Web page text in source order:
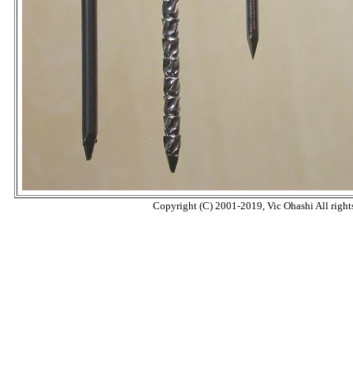
Copyright (C) 2001-2019, Vic Ohashi All